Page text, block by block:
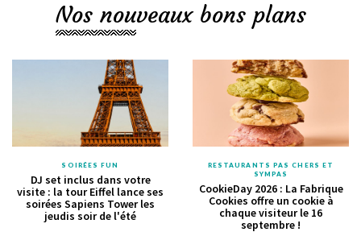
Nos nouveaux bons plans
SOIRÉES FUN
DJ set inclus dans votre
visite : la tour Eiffel lance ses
soirées Sapiens Tower les
jeudis soir de l'été
RESTAURANTS PAS CHERS ET
SYMPAS
CookieDay 2026 : La Fabrique
Cookies offre un cookie à
chaque visiteur le 16
septembre !